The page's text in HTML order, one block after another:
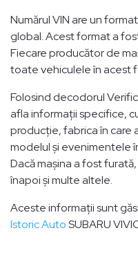
Numărul VIN are un
global. Acest format a
Fiecare producător de
toate vehiculele în acest
Folosind decodorul
afla informații specifice,
producție, fabrica în care
modelul și evenimentele
Dacă mașina a fost
înapoi și multe altele.
Aceste informații sunt
Istoric AutoSUBARU